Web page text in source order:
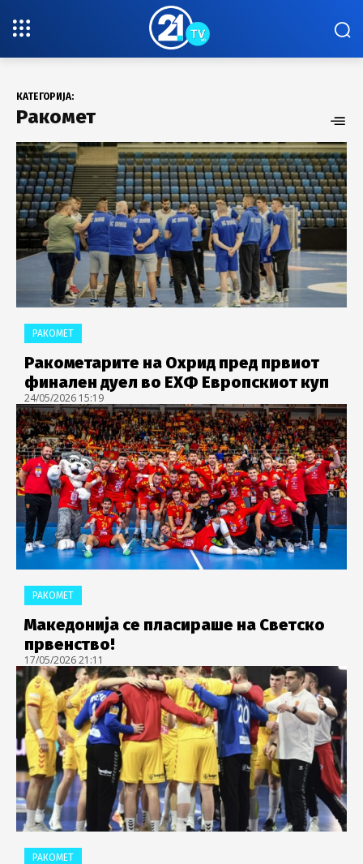
КАТЕГОРИЈА:
Ракомет
РАКОМЕТ
Ракометарите на Охрид пред првиот
финален дуел во ЕХФ Европскиот куп
24/05/2026 15:19
РАКОМЕТ
Македонија се пласираше на Светско
првенство!
17/05/2026 21:11
РАКОМЕТ